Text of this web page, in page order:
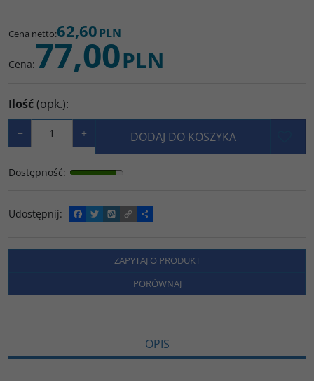
Cena netto:62,60PLN
Cena:77,00PLN
Ilość(opk.):
− + DODAJ DO KOSZYKA
Dostępność:
Udostępnij:
F
a
e
k
T
w
t
W
y
o
p
C
o
y
L
n
k
P
o
z
i
e
l
s
ZAPYTAJ O PRODUKT
PORÓWNAJ
OPIS